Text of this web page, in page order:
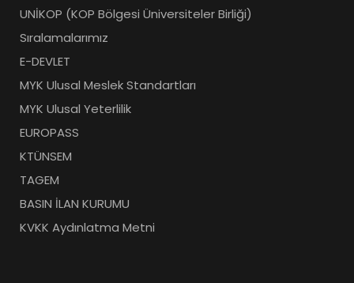
UNİKOP (KOP Bölgesi Üniversiteler Birliği)
Sıralamalarımız
E-DEVLET
MYK Ulusal Meslek Standartları
MYK Ulusal Yeterlilik
EUROPASS
KTÜNSEM
TAGEM
BASIN İLAN KURUMU
KVKK Aydınlatma Metni